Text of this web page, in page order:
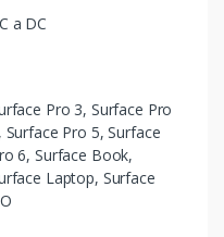
a DC
Pro 3, Surface Pro
Surface Pro 5, Surface
6, Surface Book,
Laptop, Surface